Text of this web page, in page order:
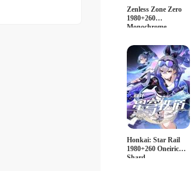
Zenless Zone Zero
1980+260
Monochrome
Honkai: Star Rail
1980+260 Oneiric
Shard